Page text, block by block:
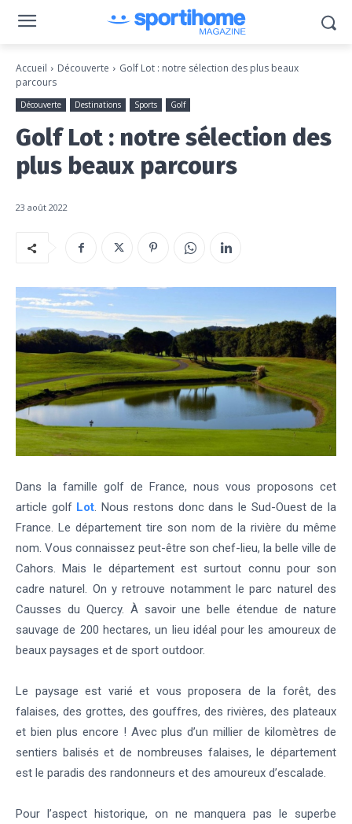
Accueil Découverte
Golf Lot : notre sélection des plus beaux
parcours
Découverte Destinations Sports Golf
Golf Lot : notre sélection des
plus beaux parcours
23 août 2022
Dans la famille golf de France, nous vous proposons cet
article golf Lot. Nous restons donc dans le Sud-Ouest de la
France. Le département tire son nom de la rivière du même
nom. Vous connaissez peut-être son chef-lieu, la belle ville de
Cahors. Mais le département est surtout connu pour son
cadre naturel. On y retrouve notamment le parc naturel des
Causses du Quercy. À savoir une belle étendue de nature
sauvage de 200 hectares, un lieu idéal pour les amoureux de
beaux paysages et de sport outdoor.
Le paysage est varié et vous proposera de la forêt, des
falaises, des grottes, des gouffres, des rivières, des plateaux
et bien plus encore ! Avec plus d’un millier de kilomètres de
sentiers balisés et de nombreuses falaises, le département
est le paradis des randonneurs et des amoureux d’escalade.
Pour l’aspect historique, on ne manquera pas le superbe